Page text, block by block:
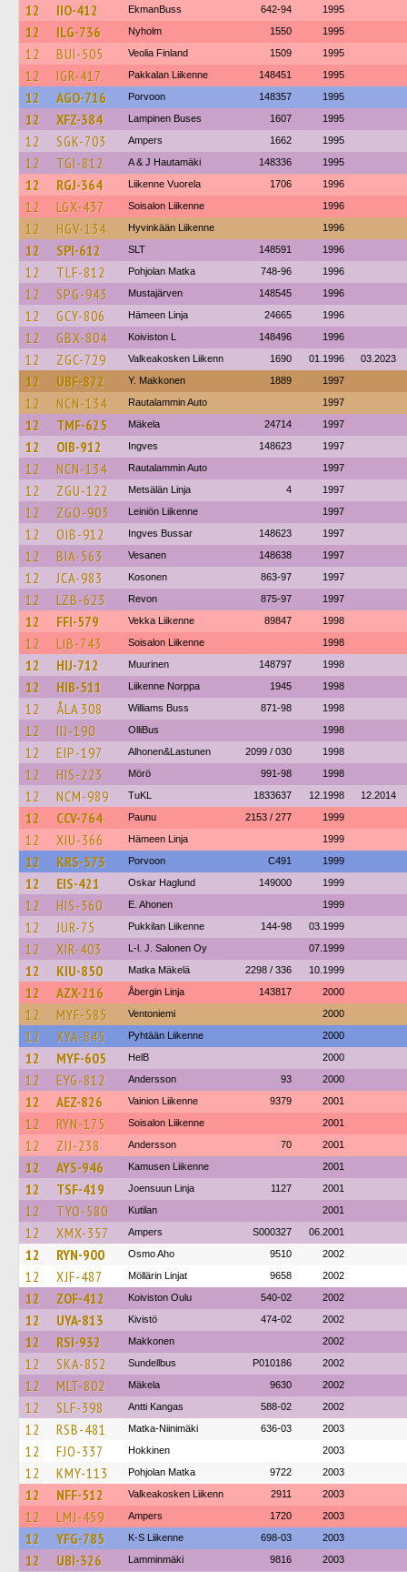
12 IIO-412 EkmanBuss 642-94 1995
12 ILG-736 Nyholm 1550 1995
12 BUI-505 Veolia Finland 1509 1995
12 IGR-417 Pakkalan Liikenne 148451 1995
12 AGO-716 Porvoon 148357 1995
12 XFZ-384 Lampinen Buses 1607 1995
12 SGK-703 Ampers 1662 1995
12 TGI-812 A & J Hautamäki 148336 1995
12 RGJ-364 Liikenne Vuorela 1706 1996
12 LGX-437 Soisalon Liikenne 1996
12 HGV-134 Hyvinkään Liikenne 1996
12 SPI-612 SLT 148591 1996
12 TLF-812 Pohjolan Matka 748-96 1996
12 SPG-943 Mustajärven 148545 1996
12 GCY-806 Hämeen Linja 24665 1996
12 GBX-804 Koiviston L 148496 1996
12 ZGC-729 Valkeakosken Liikenn 1690 01.1996 03.2023
12 UBF-872 Y. Makkonen 1889 1997
12 NCN-134 Rautalammin Auto 1997
12 TMF-625 Mäkela 24714 1997
12 OIB-912 Ingves 148623 1997
12 NCN-134 Rautalammin Auto 1997
12 ZGU-122 Metsälän Linja 4 1997
12 ZGO-903 Leiniön Liikenne 1997
12 OIB-912 Ingves Bussar 148623 1997
12 BIA-563 Vesanen 148638 1997
12 JCA-983 Kosonen 863-97 1997
12 LZB-623 Revon 875-97 1997
12 FFI-579 Vekka Liikenne 89847 1998
12 LIB-743 Soisalon Liikenne 1998
12 HIJ-712 Muurinen 148797 1998
12 HIB-511 Liikenne Norppa 1945 1998
12 ÅLA 308 Williams Buss 871-98 1998
12 IIJ-190 OlliBus 1998
12 EIP-197 Alhonen&Lastunen 2099 / 030 1998
12 HIS-223 Mörö 991-98 1998
12 NCM-989 TuKL 1833637 12.1998 12.2014
12 CCV-764 Paunu 2153 / 277 1999
12 XIU-366 Hämeen Linja 1999
12 KRS-573 Porvoon C491 1999
12 EIS-421 Oskar Haglund 149000 1999
12 HIS-360 E. Ahonen 1999
12 JUR-75 Pukkilan Liikenne 144-98 03.1999
12 XIR-403 L-l. J. Salonen Oy 07.1999
12 KIU-850 Matka Mäkelä 2298 / 336 10.1999
12 AZX-216 Åbergin Linja 143817 2000
12 MYF-585 Ventoniemi 2000
12 XYA-845 Pyhtään Liikenne 2000
12 MYF-605 HelB 2000
12 EYG-812 Andersson 93 2000
12 AEZ-826 Vainion Liikenne 9379 2001
12 RYN-175 Soisalon Liikenne 2001
12 ZIJ-238 Andersson 70 2001
12 AYS-946 Kamusen Liikenne 2001
12 TSF-419 Joensuun Linja 1127 2001
12 TYO-580 Kutilan 2001
12 XMX-357 Ampers S000327 06.2001
12 RYN-900 Osmo Aho 9510 2002
12 XJF-487 Möllärin Linjat 9658 2002
12 ZOF-412 Koiviston Oulu 540-02 2002
12 UYA-813 Kivistö 474-02 2002
12 RSI-932 Makkonen 2002
12 SKA-852 Sundellbus P010186 2002
12 MLT-802 Mäkela 9630 2002
12 SLF-398 Antti Kangas 588-02 2002
12 RSB-481 Matka-Niinimäki 636-03 2003
12 FJO-337 Hokkinen 2003
12 KMY-113 Pohjolan Matka 9722 2003
12 NFF-512 Valkeakosken Liikenn 2911 2003
12 LMJ-459 Ampers 1720 2003
12 YFG-785 K-S Liikenne 698-03 2003
12 UBI-326 Lamminmäki 9816 2003